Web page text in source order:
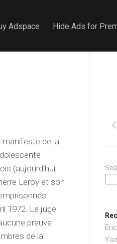
Adspace Hide Ads for
manifeste de la
(aujourd’hui,
Leroy et son
1972. Le juge
preuve
de la